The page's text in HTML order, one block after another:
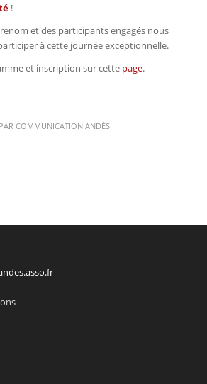
!
et des participants engagés nous
à cette journée exceptionnelle.
et inscription sur cette page.
PAR COMMUNICATION ANDÈS